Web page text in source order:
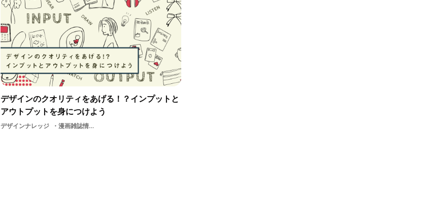
デザインのクオリティをあげる！？インプットと
アウトプットを身につけよう
デザインナレッジ 漫画雑誌情報収集インプットとアウトプットアイデアアウトプットインプットグラフィックデザイン